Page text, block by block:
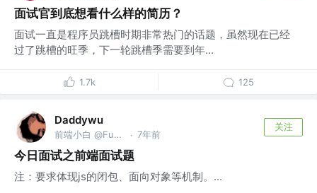
面试官到底想看什么样的简历？
面试一直是程序员跳槽时期非常热门的话题，虽然现在已经
过了跳槽的旺季，下一轮跳槽季需要到年...
1.7k 125
Daddywu
前端小白 @FunqCompany · 7年前
关注
今日面试之前端面试题
注：要求体现js的闭包、面向对象等机制。...